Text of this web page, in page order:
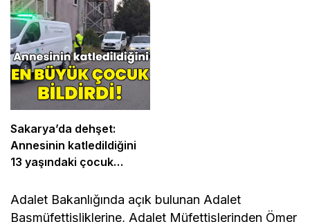
Sakarya’da dehşet:
Annesinin katledildiğini
13 yaşındaki çocuk
Adalet Bakanlığında açık bulunan Adalet
Başmüfettişliklerine, Adalet Müfettişlerinden Ömer